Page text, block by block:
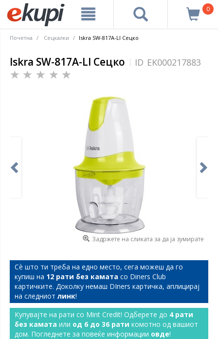
0
Почетна Сецкалки Iskra SW-817A-LI Сецко
Iskra SW-817A-LI Сецко ID EK000217883
Задржете на сликата за да ја зумирате
Сѐ што ти треба на едно место, сега можеш да го
купиш на 12 рати без камата со Diners Club
картичките. Доколку немаш DIners картичка, аплицирај
на следниот линк!
Купувајте на рати со Mint Credit! Одберете до 4 рати
без камата или од 6 до 36 рати комотно од вашиот
дом. Погледнете за повеќе информации овде!